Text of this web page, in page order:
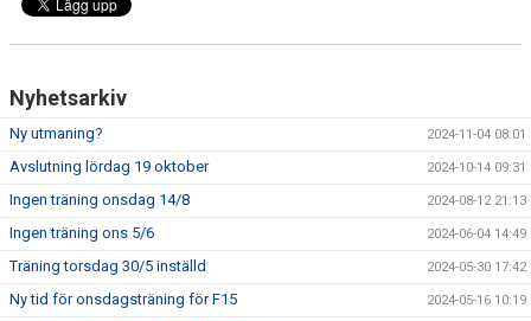
Nyhetsarkiv
Ny utmaning? 2024-11-04 08:01
Avslutning lördag 19 oktober 2024-10-14 09:31
Ingen träning onsdag 14/8 2024-08-12 21:13
Ingen träning ons 5/6 2024-06-04 14:49
Träning torsdag 30/5 inställd 2024-05-30 17:42
Ny tid för onsdagsträning för F15 2024-05-16 10:19